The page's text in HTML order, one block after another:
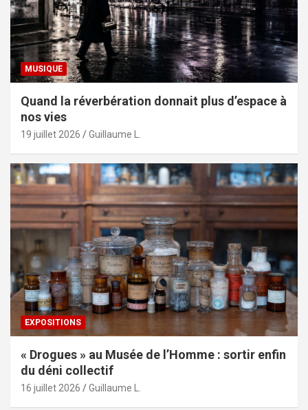
MUSIQUE
Quand la réverbération donnait plus d’espace à
nos vies
19 juillet 2026 Guillaume L.
EXPOSITIONS
« Drogues » au Musée de l’Homme : sortir enfin
du déni collectif
16 juillet 2026 Guillaume L.